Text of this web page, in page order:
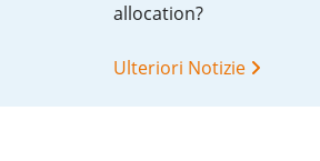
allocation?
Ulteriori Notizie